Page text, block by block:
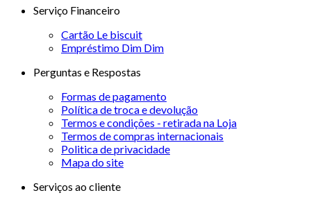
Serviço Financeiro
Cartão Le biscuit
Empréstimo Dim Dim
Perguntas e Respostas
Formas de pagamento
Política de troca e devolução
Termos e condições - retirada na Loja
Termos de compras internacionais
Politica de privacidade
Mapa do site
Serviços ao cliente